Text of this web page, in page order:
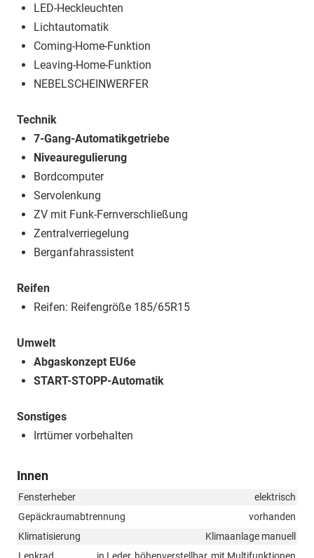
LED-Heckleuchten
Lichtautomatik
Coming-Home-Funktion
Leaving-Home-Funktion
NEBELSCHEINWERFER
Technik
7-Gang-Automatikgetriebe
Niveauregulierung
Bordcomputer
Servolenkung
ZV mit Funk-Fernverschließung
Zentralverriegelung
Berganfahrassistent
Reifen
Reifen: Reifengröße 185/65R15
Umwelt
Abgaskonzept EU6e
START-STOPP-Automatik
Sonstiges
Irrtümer vorbehalten
Innen
Fensterheber
elektrisch
Gepäckraumabtrennung
vorhanden
Klimatisierung
Klimaanlage manuell
Lenkrad
in Leder, höhenverstellbar, mit Multifunktionen